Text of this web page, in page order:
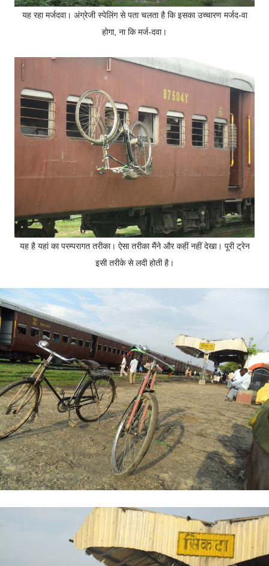
यह रहा मर्जदवा। अंग्रेजी स्पेलिंग से पता चलता है कि इसका उच्चारण मर्जद-वा
होगा, ना कि मर्ज-दवा।
यह है यहां का परम्परागत तरीका। ऐसा तरीका मैंने और कहीं नहीं देखा। पूरी ट्रेन
इसी तरीके से लदी होती है।